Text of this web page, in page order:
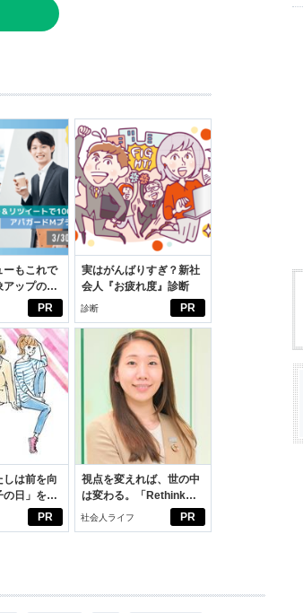
PR
ーもこれで
ップのセ
ース術
PR
実はがんばりすぎ？新社
会人『お疲れ度』診断
診断
PR
しは前を向
の日」を前
エリ・大
PR
視点を変えれば、世の中
は変わる。「Rethink
PROJECT」がつたえた
社会人ライフ